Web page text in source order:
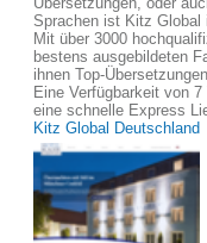
Sprachen ist Kitz Global
Mit über 3000
bestens ausgebildeten
ihnen Top-
Eine Verfügbarkeit von
eine schnelle Express
Kitz Global Deutschland